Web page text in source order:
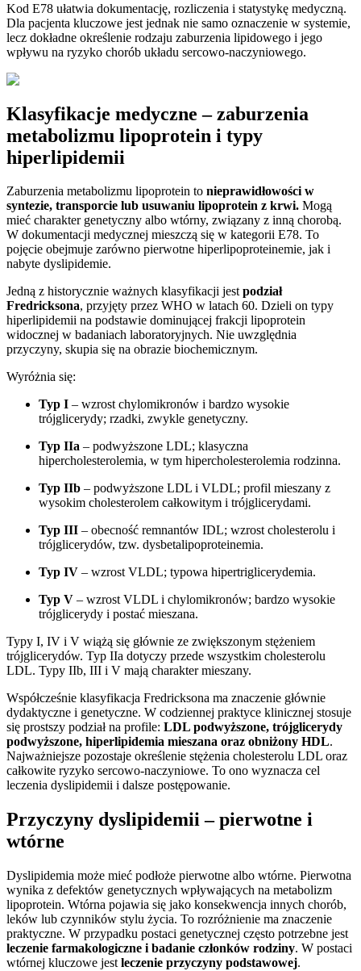
Kod E78 ułatwia dokumentację, rozliczenia i statystykę medyczną.
Dla pacjenta kluczowe jest jednak nie samo oznaczenie w systemie,
lecz dokładne określenie rodzaju zaburzenia lipidowego i jego
wpływu na ryzyko chorób układu sercowo-naczyniowego.
Klasyfikacje medyczne – zaburzenia
metabolizmu lipoprotein i typy
hiperlipidemii
Zaburzenia metabolizmu lipoprotein to nieprawidłowości w
syntezie, transporcie lub usuwaniu lipoprotein z krwi. Mogą
mieć charakter genetyczny albo wtórny, związany z inną chorobą.
W dokumentacji medycznej mieszczą się w kategorii E78. To
pojęcie obejmuje zarówno pierwotne hiperlipoproteinemie, jak i
nabyte dyslipidemie.
Jedną z historycznie ważnych klasyfikacji jestpodział
Fredricksona, przyjęty przez WHO w latach 60. Dzieli on typy
hiperlipidemii na podstawie dominującej frakcji lipoprotein
widocznej w badaniach laboratoryjnych. Nie uwzględnia
przyczyny, skupia się na obrazie biochemicznym.
Wyróżnia się:
Typ I – wzrost chylomikronów i bardzo wysokie
trójglicerydy; rzadki, zwykle genetyczny.
Typ IIa – podwyższone LDL; klasyczna
hipercholesterolemia, w tym hipercholesterolemia rodzinna.
Typ IIb – podwyższone LDL i VLDL; profil mieszany z
wysokim cholesterolem całkowitym i trójglicerydami.
Typ III – obecność remnantów IDL; wzrost cholesterolu i
trójglicerydów, tzw. dysbetalipoproteinemia.
Typ IV – wzrost VLDL; typowa hipertriglicerydemia.
Typ V – wzrost VLDL i chylomikronów; bardzo wysokie
trójglicerydy i postać mieszana.
Typy I, IV i V wiążą się głównie ze zwiększonym stężeniem
trójglicerydów. Typ IIa dotyczy przede wszystkim cholesterolu
LDL. Typy IIb, III i V mają charakter mieszany.
Współcześnie klasyfikacja Fredricksona ma znaczenie głównie
dydaktyczne i genetyczne. W codziennej praktyce klinicznej stosuje
się prostszy podział na profile: LDL podwyższone, trójglicerydy
podwyższone, hiperlipidemia mieszana oraz obniżony HDL.
Najważniejsze pozostaje określenie stężenia cholesterolu LDL oraz
całkowite ryzyko sercowo-naczyniowe. To ono wyznacza cel
leczenia dyslipidemii i dalsze postępowanie.
Przyczyny dyslipidemii – pierwotne i
wtórne
Dyslipidemia może mieć podłoże pierwotne albo wtórne. Pierwotna
wynika z defektów genetycznych wpływających na metabolizm
lipoprotein. Wtórna pojawia się jako konsekwencja innych chorób,
leków lub czynników stylu życia. To rozróżnienie ma znaczenie
praktyczne. W przypadku postaci genetycznej często potrzebne jest
leczenie farmakologiczne i badanie członków rodziny. W postaci
wtórnej kluczowe jest leczenie przyczyny podstawowej.